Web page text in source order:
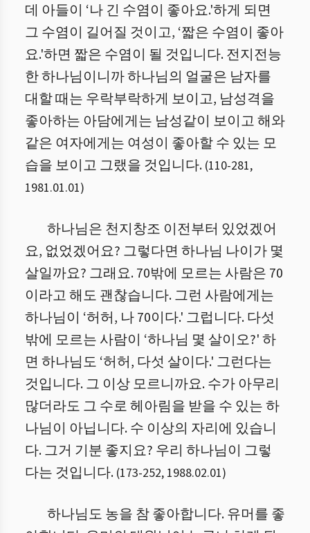
데 아들이 ‘나 긴 수염이 좋아요.'하게 되면
그 수염이 길어질 것이고, ‘짧은 수염이 좋아
요.'하면 짧은 수염이 될 것입니다. 전지전능
한 하나님이니까 하나님의 얼굴은 남자를
대할 때는 우락부락하게 보이고, 남성격을
좋아하는 아담에게는 남성같이 보이고 해와
같은 여자에게는 여성이 좋아할 수 있는 모
습을 보이고 그랬을 것입니다. (110-281,
1981.01.01)
하나님은 천지창조 이전부터 있었겠어
요, 없었겠어요? 그렇다면 하나님 나이가 몇
살일까요? 그래요. 70밖에 모르는 사람은 70
이라고 해도 괜찮습니다. 그런 사람에게는
하나님이 ‘허허, 나 70이다.' 그럽니다. 다섯
밖에 모르는 사람이 ‘하나님 몇 살이오?' 하
면 하나님도 ‘허허, 다섯 살이다.' 그런다는
것입니다. 그 이상 모르니까요. 수가 아무리
많더라도 그 수로 헤아림을 받을 수 있는 하
나님이 아닙니다. 수 이상의 자리에 있습니
다. 그거 기분 좋지요? 우리 하나님이 그렇
다는 것입니다. (173-252, 1988.02.01)
하나님도 농을 참 좋아합니다. 유머를 좋